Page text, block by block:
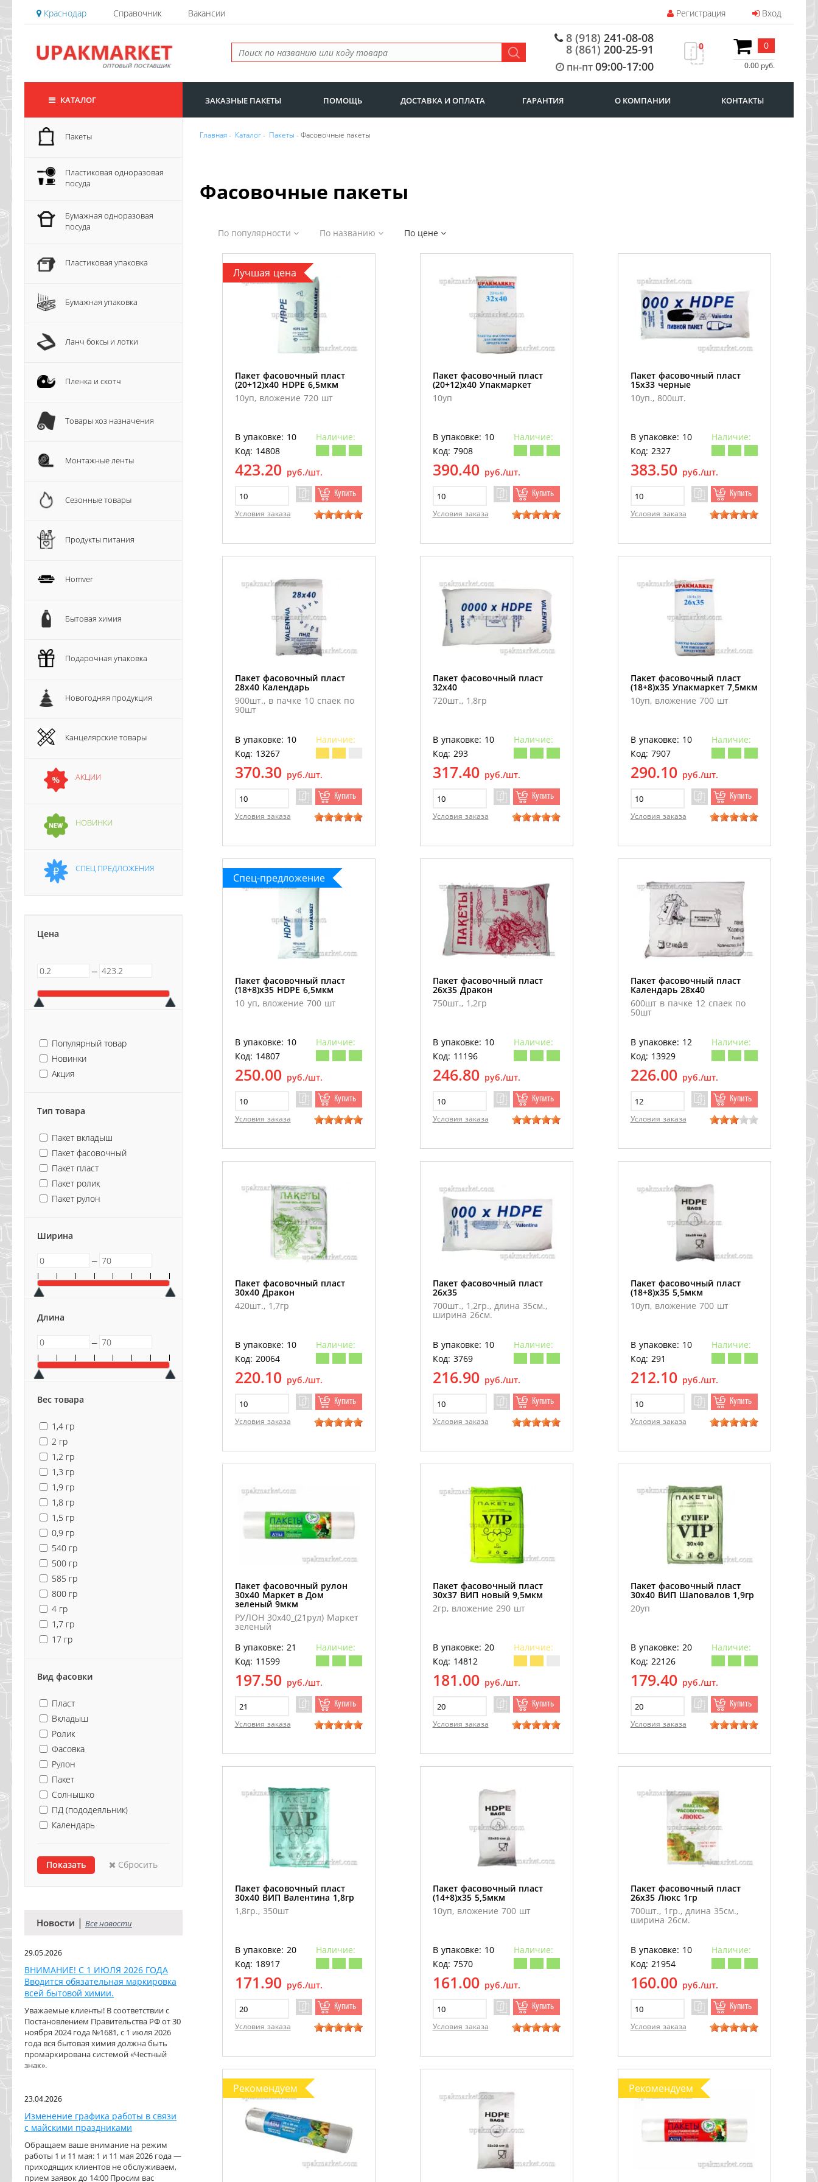
Краснодар Справочник Вакансии Регистрация Вход
8 (918) 241-08-08
8 (861) 200-25-91
пн-пт09:00-17:00
0 0
0.00 руб.
КАТАЛОГ ЗАКАЗНЫЕ ПАКЕТЫ ПОМОЩЬ ДОСТАВКА И ОПЛАТА ГАРАНТИЯ О КОМПАНИИ КОНТАКТЫ
Пакеты
Пластиковая одноразовая
посуда
Бумажная одноразовая
посуда
Пластиковая упаковка
Бумажная упаковка
Ланч боксы и лотки
Пленка и скотч
Товары хоз назначения
Монтажные ленты
Сезонные товары
Продукты питания
Homver
Бытовая химия
Подарочная упаковка
Новогодняя продукция
Канцелярские товары
АКЦИИ
НОВИНКИ
СПЕЦ ПРЕДЛОЖЕНИЯ
Цена
─
Популярный товар
Новинки
Акция
Тип товара
Пакет вкладыш
Пакет фасовочный
Пакет пласт
Пакет ролик
Пакет рулон
Ширина
─
Длина
─
Вес товара
1,4 гр
2 гр
1,2 гр
1,3 гр
1,9 гр
1,8 гр
1,5 гр
0,9 гр
540 гр
500 гр
585 гр
800 гр
4 гр
1,7 гр
17 гр
Вид фасовки
Пласт
Вкладыш
Ролик
Фасовка
Рулон
Пакет
Солнышко
ПД (пододеяльник)
Календарь
Сбросить
Новости | Все новости
29.05.2026
ВНИМАНИЕ! С 1 ИЮЛЯ 2026 ГОДА
Вводится обязательная маркировка
всей бытовой химии.
Уважаемые клиенты! В соответствии с
Постановлением Правительства РФ от 30
ноября 2024 года №1681, с 1 июля 2026
года вся бытовая химия должна быть
промаркирована системой «Честный
знак».
23.04.2026
Изменение графика работы в связи
с майскими праздниками
Обращаем ваше внимание на режим
работы 1 и 11 мая: 1 и 11 мая 2026 года —
приходящих клиентов не обслуживаем,
прием заявок до 14:00 Просим вас
Главная- Каталог- Пакеты - Фасовочные пакеты
Фасовочные пакеты
По популярности По названию По цене
Лучшая цена
Пакет фасовочный пласт
(20+12)х40 HDPE 6,5мкм
10уп, вложение 720 шт
В упаковке: 10
Наличие:
Код: 14808
423.20 руб./шт.
Купить
Условия заказа
Пакет фасовочный пласт
(20+12)х40 Упакмаркет
10уп
В упаковке: 10
Наличие:
Код: 7908
390.40 руб./шт.
Купить
Условия заказа
Пакет фасовочный пласт
15х33 черные
10уп., 800шт.
В упаковке: 10
Наличие:
Код: 2327
383.50 руб./шт.
Купить
Условия заказа
Пакет фасовочный пласт
28х40 Календарь
900шт., в пачке 10 спаек по
90шт
В упаковке: 10
Наличие:
Код: 13267
370.30 руб./шт.
Купить
Условия заказа
Пакет фасовочный пласт
32х40
720шт., 1,8гр
В упаковке: 10
Наличие:
Код: 293
317.40 руб./шт.
Купить
Условия заказа
Пакет фасовочный пласт
(18+8)х35 Упакмаркет 7,5мкм
10уп, вложение 700 шт
В упаковке: 10
Наличие:
Код: 7907
290.10 руб./шт.
Купить
Условия заказа
Спец-предложение
Пакет фасовочный пласт
(18+8)х35 HDPE 6,5мкм
10 уп, вложение 700 шт
В упаковке: 10
Наличие:
Код: 14807
250.00 руб./шт.
Купить
Условия заказа
Пакет фасовочный пласт
26х35 Дракон
750шт., 1,2гр
В упаковке: 10
Наличие:
Код: 11196
246.80 руб./шт.
Купить
Условия заказа
Пакет фасовочный пласт
Календарь 28х40
600шт в пачке 12 спаек по
50шт
В упаковке: 12
Наличие:
Код: 13929
226.00 руб./шт.
Купить
Условия заказа
Пакет фасовочный пласт
30х40 Дракон
420шт., 1,7гр
В упаковке: 10
Наличие:
Код: 20064
220.10 руб./шт.
Купить
Условия заказа
Пакет фасовочный пласт
26х35
700шт., 1,2гр., длина 35см.,
ширина 26см.
В упаковке: 10
Наличие:
Код: 3769
216.90 руб./шт.
Купить
Условия заказа
Пакет фасовочный пласт
(18+8)х35 5,5мкм
10уп, вложение 700 шт
В упаковке: 10
Наличие:
Код: 291
212.10 руб./шт.
Купить
Условия заказа
Пакет фасовочный рулон
30х40 Маркет в Дом
зеленый 9мкм
РУЛОН 30х40_(21рул) Маркет
зеленый
В упаковке: 21
Наличие:
Код: 11599
197.50 руб./шт.
Купить
Условия заказа
Пакет фасовочный пласт
30х37 ВИП новый 9,5мкм
2гр, вложение 290 шт
В упаковке: 20
Наличие:
Код: 14812
181.00 руб./шт.
Купить
Условия заказа
Пакет фасовочный пласт
30х40 ВИП Шаповалов 1,9гр
20уп
В упаковке: 20
Наличие:
Код: 22126
179.40 руб./шт.
Купить
Условия заказа
Пакет фасовочный пласт
30х40 ВИП Валентина 1,8гр
1,8гр., 350шт
В упаковке: 20
Наличие:
Код: 18917
171.90 руб./шт.
Купить
Условия заказа
Пакет фасовочный пласт
(14+8)х35 5,5мкм
10уп, вложение 700 шт
В упаковке: 10
Наличие:
Код: 7570
161.00 руб./шт.
Купить
Условия заказа
Пакет фасовочный пласт
26х35 Люкс 1гр
700шт., 1гр., длина 35см.,
ширина 26см.
В упаковке: 10
Наличие:
Код: 21954
160.00 руб./шт.
Купить
Условия заказа
Рекомендуем Рекомендуем